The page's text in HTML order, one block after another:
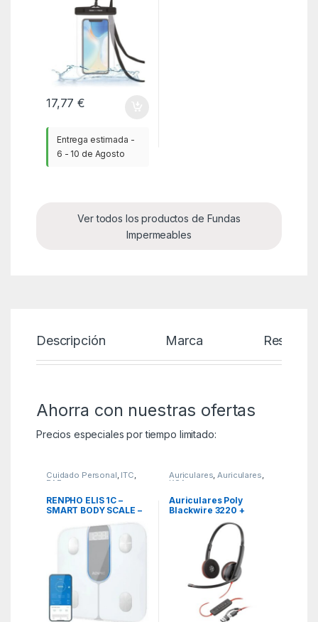
17,77€
Entrega estimada -
6 - 10 de Agosto
Ver todos los productos de Fundas
Impermeables
Descripción Marca Reseñas
Ahorra con nuestras ofertas
Precios especiales por tiempo limitado:
Cuidado Personal, ITC,
PAE
RENPHO ELIS 1C –
SMART BODY SCALE –
11X11X1INCH /
28X28X2.5CM – WHITE
Auriculares,Auriculares,
KSA
Auriculares Poly
Blackwire 3220 +
Adaptador USB-C/A/
con Micrófono/ USB
Tipo-C/ Bulk/ Negros